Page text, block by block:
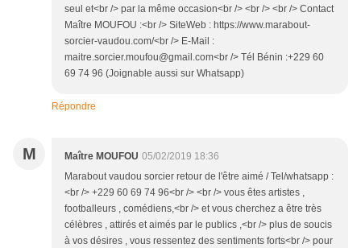
seul et<br /> par la même occasion<br /> <br /> <br /> Contact
Maître MOUFOU :<br /> SiteWeb : https://www.marabout-
sorcier-vaudou.com/<br /> E-Mail :
maitre.sorcier.moufou@gmail.com<br /> Tél Bénin :+229 60
69 74 96 (Joignable aussi sur Whatsapp)
Répondre
M Maître MOUFOU 05/02/2019 18:36
Marabout vaudou sorcier retour de l'être aimé / Tel/whatsapp :
<br /> +229 60 69 74 96<br /> <br /> vous êtes artistes ,
footballeurs , comédiens,<br /> et vous cherchez a être très
célèbres , attirés et aimés par le publics ,<br /> plus de soucis
à vos désires , vous ressentez des sentiments forts<br /> pour